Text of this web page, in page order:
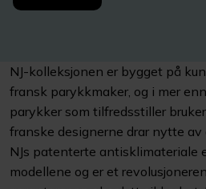
NJ-kolleksjonen er bygget på
fransk parykkmaker, og i mer
parykker som tilfredsstiller
franske designerne drar nytte
NJs patenterte antisklimateriale
modellene og er et